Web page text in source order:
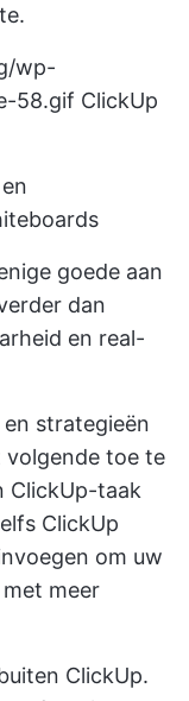
wp-
58.gif ClickUp
goede aan
dan
en real-
strategieën
toe te
ClickUp-taak
ClickUp
om uw
meer
ClickUp.